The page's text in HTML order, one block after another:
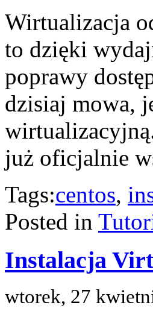
Wirtualizacja
to dzięki
poprawy
dzisiaj mowa,
już oficjalnie
Tags:centos,
Posted in
Instalacja
wtorek, 27